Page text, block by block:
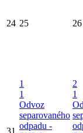
24 25 26
1
1
Odvoz
separovaného
odpadu -
2
1